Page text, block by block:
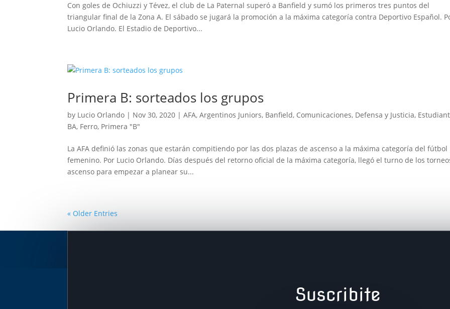
Con goles de Ochiuzzi y Tévez, el club de La Paternal superó a Banfield y sumó los primeros tres puntos del
triangular final de la Zona A. El sábado se jugará la promoción a la máxima categoría contra Deportivo Español.
Lucio Orlando. El Estadio de Deportivo...
Primera B: sorteados los grupos
by Lucio Orlando | Nov 30, 2020 |AFA,Argentinos Juniors, Banfield, Comunicaciones, Defensa y Justicia,
BA, Ferro, Primera "B"
La AFA definió las zonas que estarán compitiendo por las dos plazas de ascenso a la máxima categoría del fútbol
femenino. Por Lucio Orlando. Días después del retorno oficial de la máxima categoría, llegó el turno de los
ascenso para empezar a planear su...
« Older Entries
Suscribite